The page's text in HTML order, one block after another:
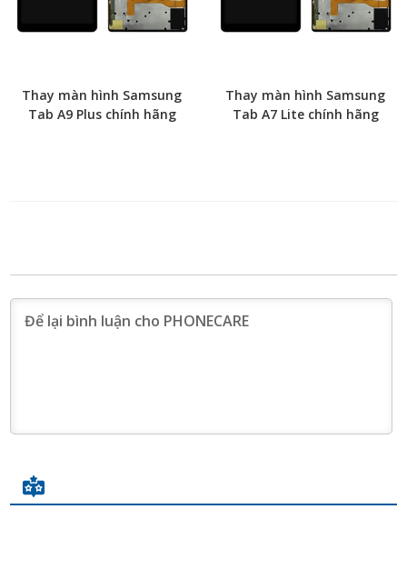
Thay màn hình Samsung
Tab A9 Plus chính hãng
Thay màn hình Samsung
Tab A7 Lite chính hãng